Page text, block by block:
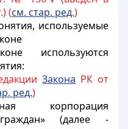
(см. стар. ред.)
используемые
используются
Закона РК от
ред.)
корпорация
(далее -